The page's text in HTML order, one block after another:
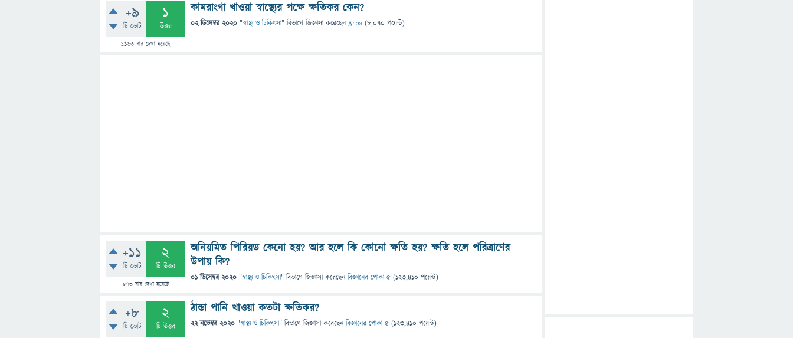
+9
টি ভোট
1
উত্তর
1,163 বার দেখা হয়েছে
কামরাংগা খাওয়া স্বাস্থ্যের পক্ষে ক্ষতিকর কেন?
02 ডিসেম্বর 2020 "স্বাস্থ্য ও চিকিৎসা" বিভাগে জিজ্ঞাসাকরেছেনArpa (8,070 পয়েন্ট)
+11
টি ভোট
2
টি উত্তর
873বার দেখা হয়েছে
অনিয়মিত পিরিয়ড কেনো হয়? আর হলে কি কোনো ক্ষতি হয়? ক্ষতি হলে পরিত্রাণের
উপায় কি?
01 ডিসেম্বর 2020 "স্বাস্থ্য ও চিকিৎসা" বিভাগে জিজ্ঞাসাকরেছেনবিজ্ঞানের পোকা ৫ (123,410 পয়েন্ট)
+8
টি ভোট
2
টি উত্তর
ঠান্ডা পানি খাওয়া কতটা ক্ষতিকর?
22 নভেম্বর 2020 "স্বাস্থ্য ও চিকিৎসা" বিভাগে জিজ্ঞাসাকরেছেনবিজ্ঞানের পোকা ৫ (123,410 পয়েন্ট)